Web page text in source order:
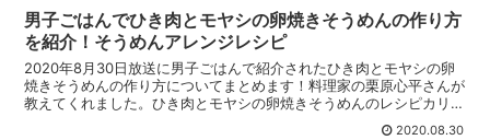
男子ごはんでひき肉とモヤシの卵焼きそうめんの作り方
を紹介！そうめんアレンジレシピ
2020年8月30日放送に男子ごはんで紹介されたひき肉とモヤシの卵
焼きそうめんの作り方についてまとめます！料理家の栗原心平さんが
教えてくれました。ひき肉とモヤシの卵焼きそうめんのレシピカリカ
リに焼いたそうめんを卵焼き風にアレンジしたレシピで...
2020.08.30